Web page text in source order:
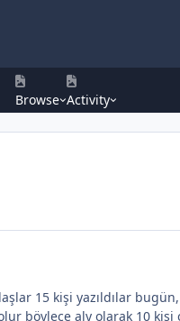
Browse Activity
15 kişi yazıldılar
böylece aly olarak 10 kişi